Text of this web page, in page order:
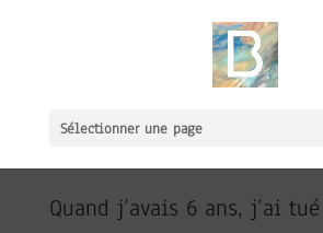
Sélectionner une page
Quand j’avais 6 ans, j’ai